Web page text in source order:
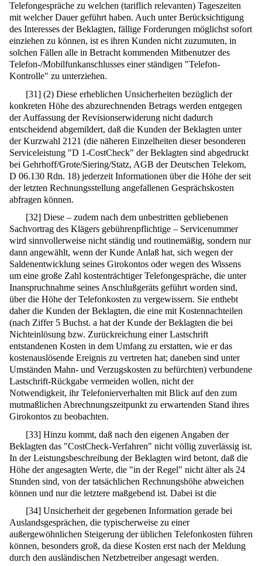
Telefongespräche zu welchen (tariflich relevanten) Tageszeiten
mit welcher Dauer geführt haben. Auch unter Berücksichtigung
des Interesses der Beklagten, fällige Forderungen möglichst sofort
einziehen zu können, ist es ihren Kunden nicht zuzumuten, in
solchen Fällen alle in Betracht kommenden Mitbenutzer des
Telefon-/Mobilfunkanschlusses einer ständigen "Telefon-
Kontrolle" zu unterziehen.
[31] (2) Diese erheblichen Unsicherheiten bezüglich der
konkreten Höhe des abzurechnenden Betrags werden entgegen
der Auffassung der Revisionserwiderung nicht dadurch
entscheidend abgemildert, daß die Kunden der Beklagten unter
der Kurzwahl 2121 (die näheren Einzelheiten dieser besonderen
Serviceleistung "D 1-CostCheck" der Beklagten sind abgedruckt
bei Gehrhoff/Grote/Siering/Statz, AGB der Deutschen Telekom,
D 06.130 Rdn. 18) jederzeit Informationen über die Höhe der seit
der letzten Rechnungsstellung angefallenen Gesprächskosten
abfragen können.
[32] Diese – zudem nach dem unbestritten gebliebenen
Sachvortrag des Klägers gebührenpflichtige – Servicenummer
wird sinnvollerweise nicht ständig und routinemäßig, sondern nur
dann angewählt, wenn der Kunde Anlaß hat, sich wegen der
Saldenentwicklung seines Girokontos oder wegen des Wissens
um eine große Zahl kostenträchtiger Telefongespräche, die unter
Inanspruchnahme seines Anschlußgeräts geführt worden sind,
über die Höhe der Telefonkosten zu vergewissern. Sie enthebt
daher die Kunden der Beklagten, die eine mit Kostennachteilen
(nach Ziffer 5 Buchst. a hat der Kunde der Beklagten die bei
Nichteinlösung bzw. Zurückreichung einer Lastschrift
entstandenen Kosten in dem Umfang zu erstatten, wie er das
kostenauslösende Ereignis zu vertreten hat; daneben sind unter
Umständen Mahn- und Verzugskosten zu befürchten) verbundene
Lastschrift-Rückgabe vermeiden wollen, nicht der
Notwendigkeit, ihr Telefonierverhalten mit Blick auf den zum
mutmaßlichen Abrechnungszeitpunkt zu erwartenden Stand ihres
Girokontos zu beobachten.
[33] Hinzu kommt, daß nach den eigenen Angaben der
Beklagten das "CostCheck-Verfahren" nicht völlig zuverlässig ist.
In der Leistungsbeschreibung der Beklagten wird betont, daß die
Höhe der angesagten Werte, die "in der Regel" nicht älter als 24
Stunden sind, von der tatsächlichen Rechnungshöhe abweichen
können und nur die letztere maßgebend ist. Dabei ist die
[34] Unsicherheit der gegebenen Information gerade bei
Auslandsgesprächen, die typischerweise zu einer
außergewöhnlichen Steigerung der üblichen Telefonkosten führen
können, besonders groß, da diese Kosten erst nach der Meldung
durch den ausländischen Netzbetreiber angesagt werden.